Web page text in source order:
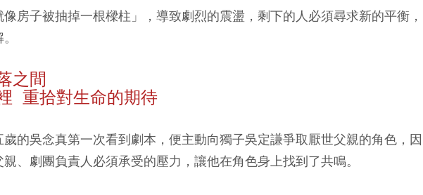
房子被抽掉一根樑柱」，導致劇烈的震盪，剩下的人必須尋求新的平衡，
之間
重拾對生命的期待
的吳念真第一次看到劇本，便主動向獨子吳定謙爭取厭世父親的角色，因
、劇團負責人必須承受的壓力，讓他在角色身上找到了共鳴。